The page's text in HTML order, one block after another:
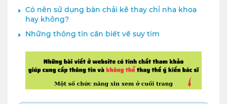
Có nên sử dụng bàn chải kẽ thay chỉ nha khoa
hay không?
Những thông tin cần biết về suy tim